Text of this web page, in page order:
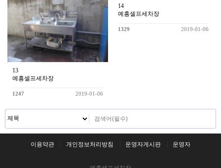
13
예흥셀프세차장
1247 2019-01-06
14
예흥셀프세차장
1329 2019-01-06
이용약관 개인정보처리방침 운영자게시판 운영자